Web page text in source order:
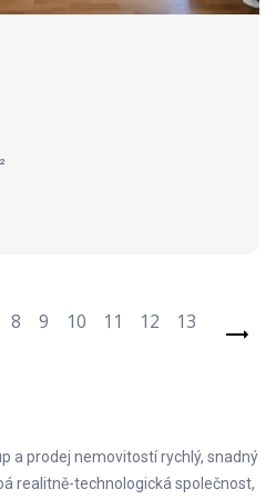
8 9 10 11 12 13
a prodej nemovitostí rychlý, snadný
realitně-technologická společnost,